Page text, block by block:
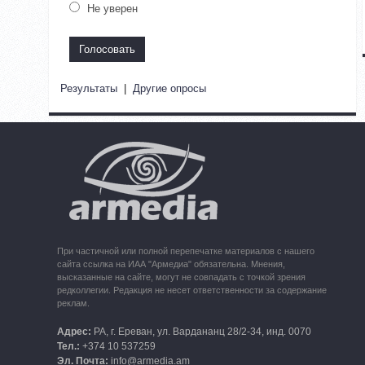
Не уверен
Результаты | Другие опросы
При частичной или полной перепечатке материалов с нашего
сайта ссылка на ИАА "Армедиа" обязательна. Мнения,
высказанные на сайте, могут не совпадать с точкой зрения
редколлегии. Редакция не несет ответственности за содержание
реклам.
Адрес: РА, г. Ереван, ул. Вардананц 28/2-34, инд. 0070
Тел.: +374 10 537259
Эл. Почта: info@armedia.am